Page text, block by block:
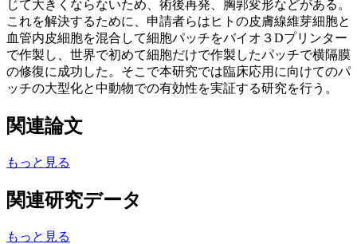
じて大きくならないため、術後再発、胸郭変形などがある。
これを解決するために、申請者らはヒトの皮膚線維芽細胞と
血管内皮細胞を混合して細胞パッチをバイオ３Dプリンター
で作製し、世界で初めて細胞だけで作製したパッチで横隔膜
の修復に成功した。そこで本研究では臨床応用に向けてのパ
ッチの大型化と中動物での有効性を実証する研究を行う。
関連論文
もっと見る
関連研究データ
もっと見る